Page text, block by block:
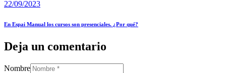
22/09/2023
En Espai Manual los cursos son presenciales. ¿Por qué?
Deja un comentario
Nombre